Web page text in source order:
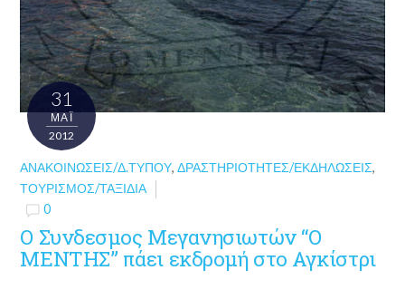
31
ΜΑΪ́
2012
ΑΝΑΚΟΙΝΏΣΕΙΣ/Δ.ΤΎΠΟΥ,ΔΡΑΣΤΗΡΙΌΤΗΤΕΣ/ΕΚΔΗΛΏΣΕΙΣ,
ΤΟΥΡΙΣΜΌΣ/ΤΑΞΊΔΙΑ
0
Ο Συνδεσμος Μεγανησιωτών “Ο
ΜΕΝΤΗΣ” πάει εκδρομή στο Αγκίστρι